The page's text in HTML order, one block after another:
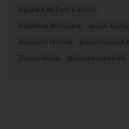
squadra dei Forti e Veloci
biblioteca antoniana avviso
ischiafilm festival presentazione
Diocesi Ischia giuseppe mazzella